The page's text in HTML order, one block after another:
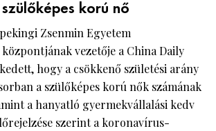
korú nő
Zsenmin Egyetem
vezetője a China Daily
hogy a csökkenő születési arány
a szülőképes korú nők számának
a hanyatló gyermekvállalási kedv
szerint a koronavírus-